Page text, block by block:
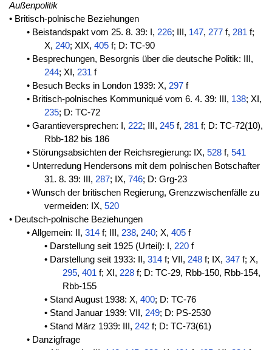
Außenpolitik
• Britisch-polnische Beziehungen
• Beistandspakt vom 25. 8. 39: I, 226; III, 147, 277f, 281f;
X,240; XIX,405 f; D: TC-90
• Besprechungen, Besorgnis über die deutsche Politik: III,
244; XI,231 f
• Besuch Becks in London 1939: X, 297f
• Britisch-polnisches Kommuniqué vom 6. 4. 39: III, 138; XI,
235; D: TC-72
• Garantieversprechen: I, 222; III, 245f, 281f; D: TC-72(10),
Rbb-182 bis 186
• Störungsabsichten der Reichsregierung: IX, 528f, 541
• Unterredung Hendersons mit dem polnischen Botschafter
31. 8. 39: III,287; IX,746; D: Grg-23
• Wunsch der britischen Regierung, Grenzzwischenfälle zu
vermeiden: IX,520
• Deutsch-polnische Beziehungen
• Allgemein: II, 314f; III, 238, 240; X, 405f
• Darstellung seit 1925 (Urteil): I,220 f
• Darstellung seit 1933: II,314 f; VII,248 f; IX, 347 f; X,
295, 401f; XI, 228f; D: TC-29, Rbb-150, Rbb-154,
Rbb-155
• Stand August 1938: X,400; D: TC-76
• Stand Januar 1939: VII,249; D: PS-2530
• Stand März 1939: III,242 f; D: TC-73(61)
• Danzigfrage